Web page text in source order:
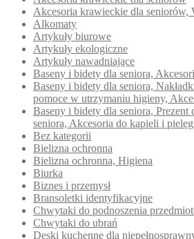
Akcesoria krawieckie dla seniorów,
Alkomaty
Artykuły biurowe
Artykuły ekologiczne
Artykuły nawadniające
Baseny i bidety dla seniora,
Baseny i bidety dla seniora,
pomoce w utrzymaniu higieny,
Baseny i bidety dla seniora, Prezent
seniora, Akcesoria do kąpieli i
Bez kategorii
Bielizna ochronna
Bielizna ochronna, Higiena
Biurka
Biznes i przemysł
Bransoletki identyfikacyjne
Chwytaki do podnoszenia
Chwytaki do ubrań
Deski kuchenne dla